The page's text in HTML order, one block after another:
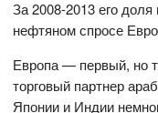
За 2008-2013 его
нефтяном спросе
Европа — первый, но
торговый партнер
Японии и Индии